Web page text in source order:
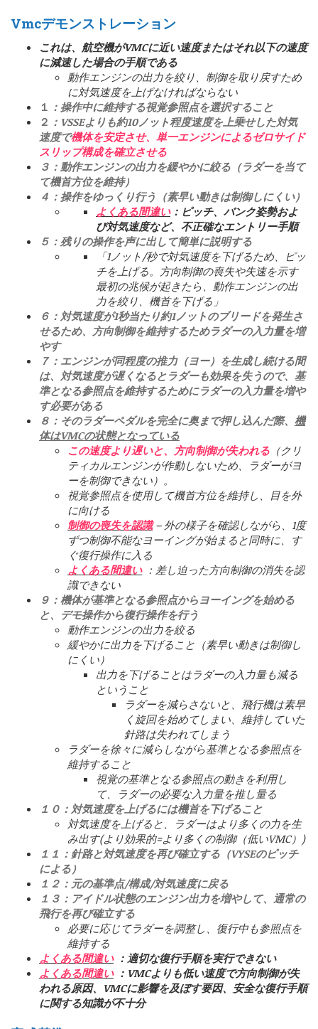
Vmcデモンストレーション
これは、航空機がVMCに近い速度またはそれ以下の速度
に減速した場合の手順である
動作エンジンの出力を絞り、制御を取り戻すため
に対気速度を上げなければならない
１ ： 操作中に維持する視覚参照点を選択すること
２ ： VSSEよりも約10ノット程度速度を上乗せした対気
速度で機体を安定させ、 単一エンジンによるゼロサイド
スリップ構成を確立させる
３：動作エンジンの出力を緩やかに絞る（ラダーを当て
て機首方位を維持）
４：操作をゆっくり行う（素早い動きは制御しにくい）
よくある間違い：ピッチ、バンク姿勢およ
び対気速度など、不正確なエントリー手順
５：残りの操作を声に出して簡単に説明する
「1ノット/秒で対気速度を下げるため、ピッ
チを上げる。方向制御の喪失や失速を示す
最初の兆候が起きたら、動作エンジンの出
力を絞り、機首を下げる」
６：対気速度が1秒当たり約1ノットのブリードを発生さ
せるため、方向制御を維持するためラダーの入力量を増
やす
７：エンジンが同程度の推力（ヨー）を生成し続ける間
は、対気速度が遅くなるとラダーも効果を失うので、基
準となる参照点を維持するためにラダーの入力量を増や
す必要がある
８：そのラダーペダルを完全に奥まで押し込んだ際、 機
体はVMCの状態となっている
この速度より遅いと、方向制御が失われる （クリ
ティカルエンジンが作動しないため、ラダーがヨ
ーを制御できない）。
視覚参照点を使用して機首方位を維持し、目を外
に向ける
制御の喪失を認識– 外の様子を確認しながら、1度
ずつ制御不能なヨーイングが始まると同時に、す
ぐ復行操作に入る
よくある間違い ：差し迫った方向制御の消失を認
識できない
９：機体が基準となる参照点からヨーイングを始める
と、デモ操作から復行操作を行う
動作エンジンの出力を絞る
緩やかに出力を下げること（素早い動きは制御し
にくい）
出力を下げることはラダーの入力量も減る
ということ
ラダーを減らさないと、飛行機は素早
く旋回を始めてしまい、維持していた
針路は失われてしまう
ラダーを徐々に減らしながら基準となる参照点を
維持すること
視覚の基準となる参照点の動きを利用し
て、ラダーの必要な入力量を推し量る
１０：対気速度を上げるには機首を下げること
対気速度を上げると、ラダーはより多くの力を生
み出す(より効果的=より多くの制御（低いVMC）)
１１：針路と対気速度を再び確立する（VYSEのピッチ
による）
１２：元の基準点/構成/対気速度に戻る
１３：アイドル状態のエンジン出力を増やして、通常の
飛行を再び確立する
必要に応じてラダーを調整し、復行中も参照点を
維持する
よくある間違い ：適切な復行手順を実行できない
よくある間違い ：VMCよりも低い速度で方向制御が失
われる原因、VMCに影響を及ぼす要因、安全な復行手順
に関する知識が不十分